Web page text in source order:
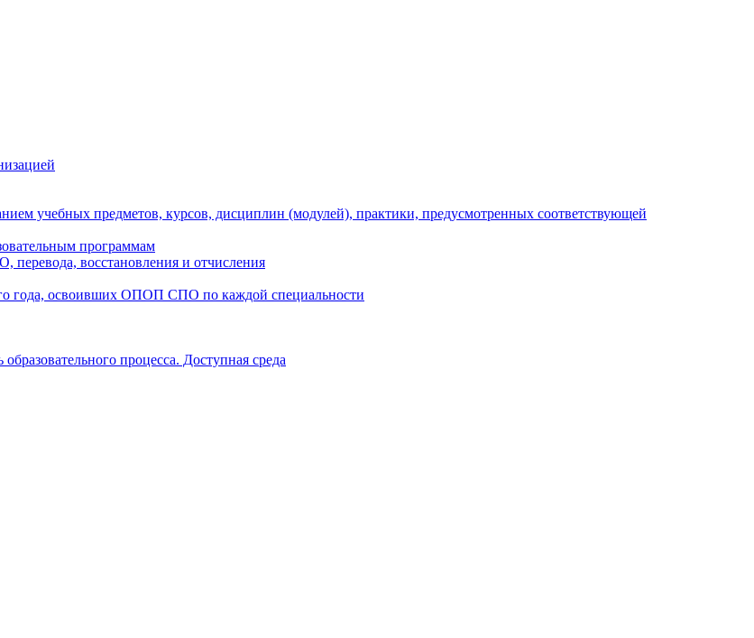
учебных предметов, курсов, дисциплин (модулей), практики, предусмотренных соответствующей
программам
перевода, восстановления и отчисления
года, освоивших ОПОП СПО по каждой специальности
процесса. Доступная среда